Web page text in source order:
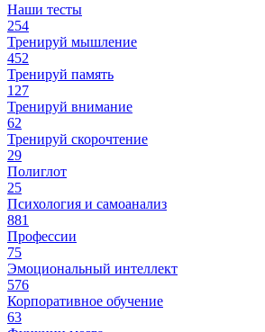
Наши тесты
254
Тренируй мышление
452
Тренируй память
127
Тренируй внимание
62
Тренируй скорочтение
29
Полиглот
25
Психология и самоанализ
881
Профессии
75
Эмоциональный интеллект
576
Корпоративное обучение
63